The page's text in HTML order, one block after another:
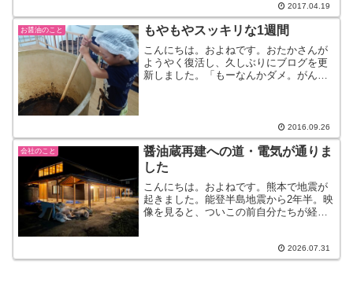
た。もう世の中スマホが当たり前ですっ
てよ。詐欺対策の為にも常...
2017.04.19
お醤油のこと もやもやスッキリな1週間
こんにちは。およねです。おたかさんが
ようやく復活し、久しぶりにブログを更
新しました。「もーなんかダメ。がんば
にモヤモヤし、ただただ見守... 2016.09.26
会社のこと
醤油蔵再建への道・電気が通りま
した
こんにちは。およねです。熊本で地震が
起きました。能登半島地震から2年半。映
像を見ると、ついこの前自分たちが経験
から離れたほうがいいと言います
が・・・気になります。気にな...
2026.07.31